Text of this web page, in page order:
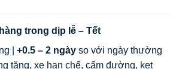
trong dịp lễ – Tết
| +0.5 – 2 ngày so với ngày thường
tăng, xe hạn chế, cấm đường, kẹt